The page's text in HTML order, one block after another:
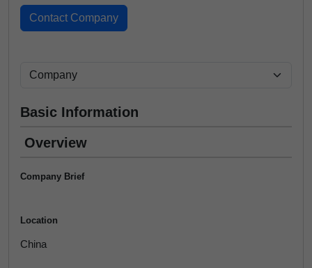
Basic Information
Overview
Company Brief
Location
China